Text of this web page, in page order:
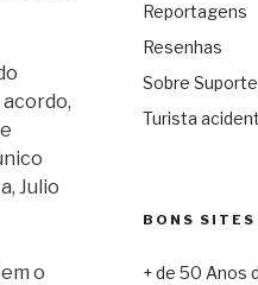
Julio
o
Reportagens
Resenhas
Sobre
Turista
BONS SITES
+ de 50 Anos